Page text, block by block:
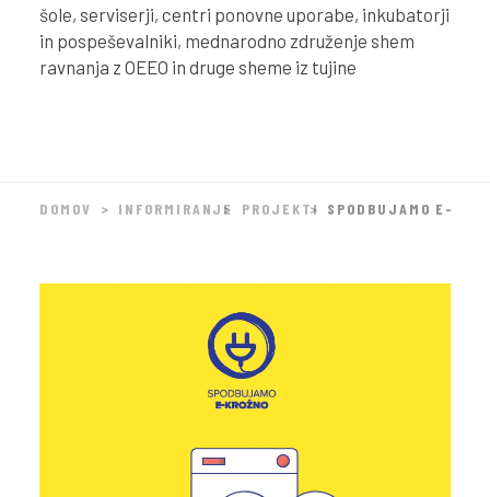
šole, serviserji, centri ponovne uporabe, inkubatorji
in pospeševalniki, mednarodno združenje shem
ravnanja z OEEO in druge sheme iz tujine
DOMOV INFORMIRANJE PROJEKTI SPODBUJAMO E-